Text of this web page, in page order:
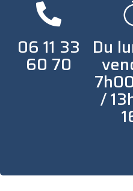
06 11 33
60 70
Du
/